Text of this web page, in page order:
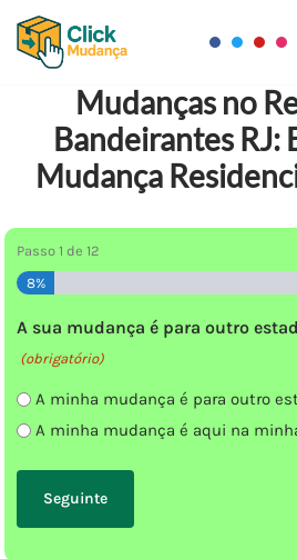
Pular
conteúdo
Mudanças no
Bandeirantes RJ:
Mudança
Passo1 de12
8%
A sua mudança é para outro
(obrigatório)
A minha mudança é para outro
A minha mudança é aqui na